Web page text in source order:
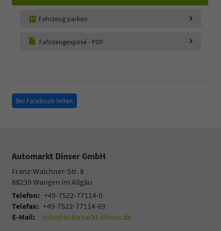
Fahrzeug parken
Fahrzeugexposé - PDF
Bei Facebook teilen
Automarkt Dinser GmbH
Franz-Walchner-Str. 8
88239 Wangen im Allgäu
Telefon: +49-7522-77114-0
Telefax: +49-7522-77114-69
E-Mail:
info@automarkt-dinser.de